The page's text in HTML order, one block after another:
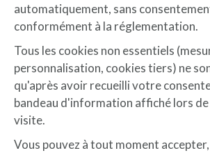
automatiquement, sans
conformément à la réglementation.
Tous les cookies non essentiels
personnalisation, cookies tiers) ne
qu'après avoir recueilli votre
bandeau d'information affiché lors
visite.
Vous pouvez à tout moment